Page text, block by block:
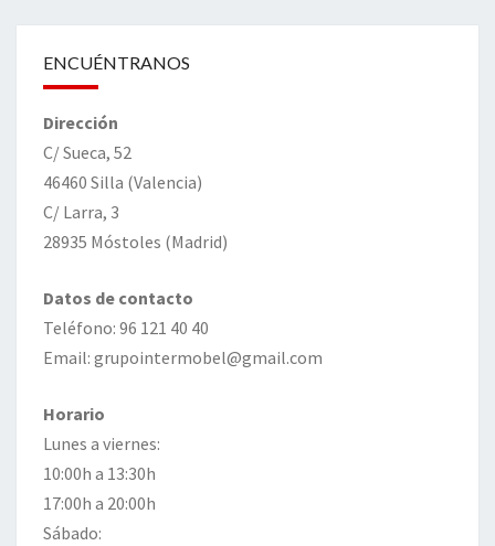
ENCUÉNTRANOS
Dirección
C/ Sueca, 52
46460 Silla (Valencia)
C/ Larra, 3
28935 Móstoles (Madrid)
Datos de contacto
Teléfono: 96 121 40 40
Email: grupointermobel@gmail.com
Horario
Lunes a viernes:
10:00h a 13:30h
17:00h a 20:00h
Sábado: